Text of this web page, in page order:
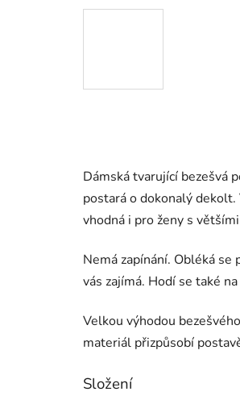
Dámská tvarující bezešvá
postará o dokonalý
vhodná i pro ženy s
Nemá zapínání. Obléká
vás zajímá. Hodí se také
Velkou výhodou
materiál přizpůsobí
Složení